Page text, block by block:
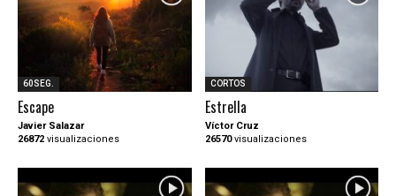
60SEG.
Escape
Javier Salazar
26872 visualizaciones
CORTOS
Estrella
Víctor Cruz
26570visualizaciones